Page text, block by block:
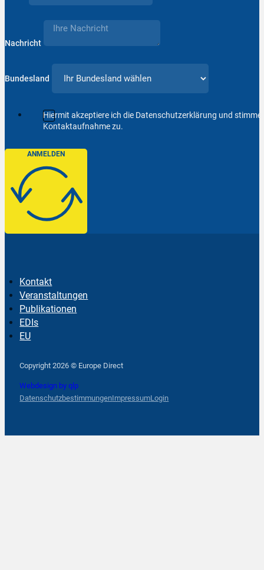
Nachricht
Bundesland
Hiermit akzeptiere ich die Datenschutzerklärung und
Kontaktaufnahme zu.
ANMELDEN
Kontakt
Veranstaltungen
Publikationen
EDIs
EU
Copyright 2026 © Europe Direct
Webdesign by qlp
DatenschutzbestimmungenImpressumLogin